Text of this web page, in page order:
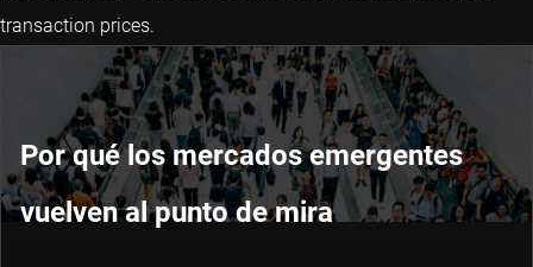
transaction prices.
Por qué los mercados emergentes
vuelven al punto de mira